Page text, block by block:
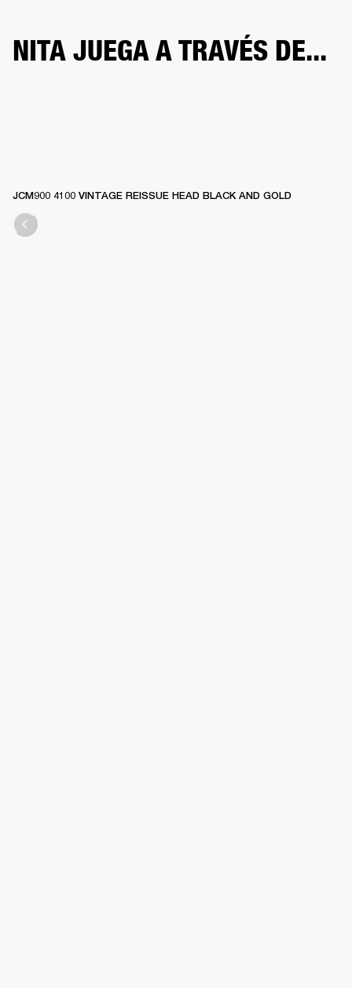
NITA JUEGA A TRAVÉS DE...
JCM900 4100 VINTAGE REISSUE HEAD BLACK AND GOLD